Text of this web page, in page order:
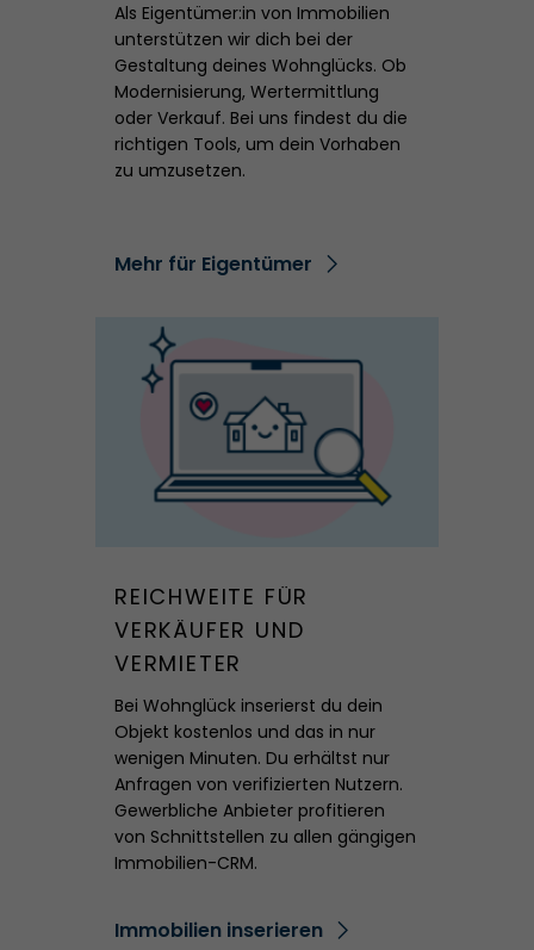
Als Eigentümer:in von Immobilien
unterstützen wir dich bei der
Gestaltung deines Wohnglücks. Ob
Modernisierung, Wertermittlung
oder Verkauf. Bei uns findest du die
richtigen Tools, um dein Vorhaben
zu umzusetzen.
Mehr für Eigentümer
REICHWEITE FÜR
VERKÄUFER UND
VERMIETER
Bei Wohnglück inserierst du dein
Objekt kostenlos und das in nur
wenigen Minuten. Du erhältst nur
Anfragen von verifizierten Nutzern.
Gewerbliche Anbieter profitieren
von Schnittstellen zu allen gängigen
Immobilien-CRM.
Immobilien inserieren